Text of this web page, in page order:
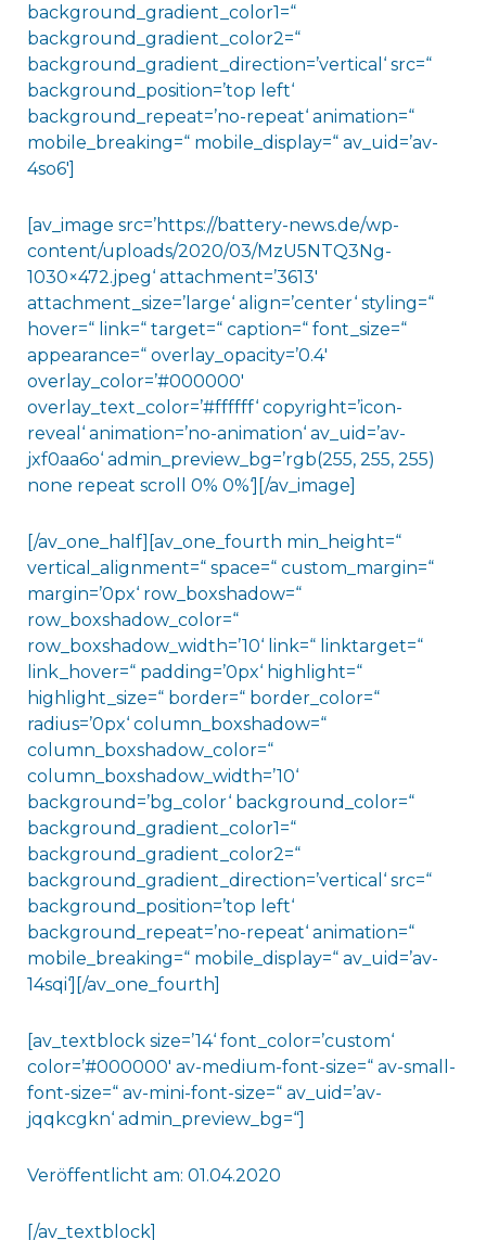
background_gradient_color1=“
background_gradient_color2=“
background_gradient_direction=’vertical‘ src=“
background_position=’top left‘
background_repeat=’no-repeat‘ animation=“
mobile_breaking=“ mobile_display=“ av_uid=’av-
4so6′]
[av_image src=’https://battery-news.de/wp-
content/uploads/2020/03/MzU5NTQ3Ng-
1030×472.jpeg‘ attachment=’3613′
attachment_size=’large‘ align=’center‘ styling=“
hover=“ link=“ target=“ caption=“ font_size=“
appearance=“ overlay_opacity=’0.4′
overlay_color=’#000000′
overlay_text_color=’#ffffff‘ copyright=’icon-
reveal‘ animation=’no-animation‘ av_uid=’av-
jxf0aa6o‘ admin_preview_bg=’rgb(255, 255, 255)
none repeat scroll 0% 0%‘][/av_image]
[/av_one_half][av_one_fourth min_height=“
vertical_alignment=“ space=“ custom_margin=“
margin=’0px‘ row_boxshadow=“
row_boxshadow_color=“
row_boxshadow_width=’10‘ link=“ linktarget=“
link_hover=“ padding=’0px‘ highlight=“
highlight_size=“ border=“ border_color=“
radius=’0px‘ column_boxshadow=“
column_boxshadow_color=“
column_boxshadow_width=’10‘
background=’bg_color‘ background_color=“
background_gradient_color1=“
background_gradient_color2=“
background_gradient_direction=’vertical‘ src=“
background_position=’top left‘
background_repeat=’no-repeat‘ animation=“
mobile_breaking=“ mobile_display=“ av_uid=’av-
14sqi‘][/av_one_fourth]
[av_textblock size=’14‘ font_color=’custom‘
color=’#000000′ av-medium-font-size=“ av-small-
font-size=“ av-mini-font-size=“ av_uid=’av-
jqqkcgkn‘ admin_preview_bg=“]
Veröffentlicht am: 01.04.2020
[/av_textblock]